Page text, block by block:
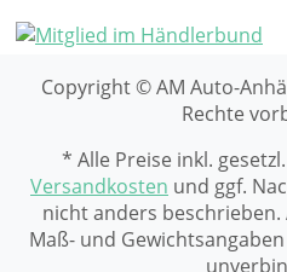
Copyright © AM Auto-
Rechte
* Alle Preise inkl.
Versandkosten und ggf.
nicht anders
Maß- und